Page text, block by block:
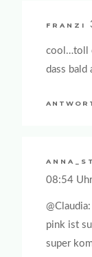
FRANZI
cool…toll
dass bald
08:54 Uhr
pink ist
super